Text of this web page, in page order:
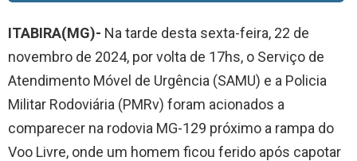
ITABIRA(MG)- Na tarde desta sexta-feira, 22 de
novembro de 2024, por volta de 17hs, o Serviço de
Atendimento Móvel de Urgência (SAMU) e a Policia
Militar Rodoviária (PMRv) foram acionados a
comparecer na rodovia MG-129 próximo a rampa do
Voo Livre, onde um homem ficou ferido após capotar